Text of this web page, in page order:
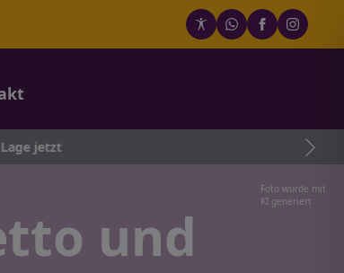
Foto wurde mit
KI generiert
und